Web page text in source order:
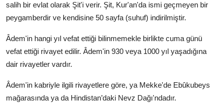
salih bir evlat olarak Şit'i verir. Şit, Kur'an'da ismi geçmeyen bir
peygamberdir ve kendisine 50 sayfa (suhuf) indirilmiştir.
Âdem'in hangi yıl vefat ettiği bilinmemekle birlikte cuma günü
vefat ettiği rivayet edilir. Âdem'in 930 veya 1000 yıl yaşadığına
dair rivayetler vardır.
Âdem'in kabriyle ilgili rivayetlere göre, ya Mekke'de Ebûkubeys
mağarasında ya da Hindistan’daki Nevz Dağı'ndadır.